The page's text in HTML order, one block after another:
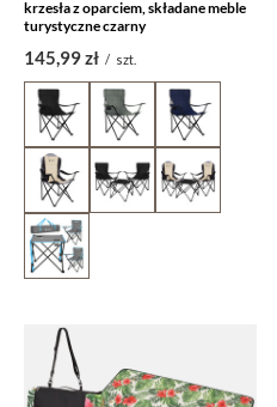
krzesła z oparciem, składane meble
turystyczne czarny
145,99 zł / szt.